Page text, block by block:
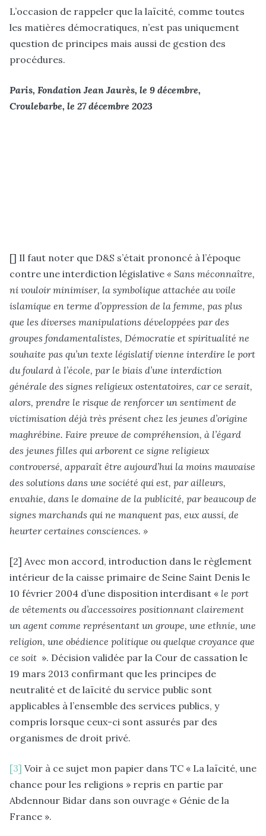
L’occasion de rappeler que la laïcité, comme toutes
les matières démocratiques, n’est pas uniquement
question de principes mais aussi de gestion des
procédures.
Paris, Fondation Jean Jaurès, le 9 décembre,
Croulebarbe, le 27 décembre 2023
[] Il faut noter que D&S s’était prononcé à l’époque
contre une interdiction législative « Sans méconnaître,
ni vouloir minimiser, la symbolique attachée au voile
islamique en terme d’oppression de la femme, pas plus
que les diverses manipulations développées par des
groupes fondamentalistes, Démocratie et spiritualité ne
souhaite pas qu’un texte législatif vienne interdire le port
du foulard à l’école, par le biais d’une interdiction
générale des signes religieux ostentatoires, car ce serait,
alors, prendre le risque de renforcer un sentiment de
victimisation déjà très présent chez les jeunes d’origine
maghrébine. Faire preuve de compréhension, à l’égard
des jeunes filles qui arborent ce signe religieux
controversé, apparaît être aujourd’hui la moins mauvaise
des solutions dans une société qui est, par ailleurs,
envahie, dans le domaine de la publicité, par beaucoup de
signes marchands qui ne manquent pas, eux aussi, de
heurter certaines consciences. »
[2] Avec mon accord, introduction dans le règlement
intérieur de la caisse primaire de Seine Saint Denis le
10 février 2004 d’une disposition interdisant « le port
de vêtements ou d’accessoires positionnant clairement
un agent comme représentant un groupe, une ethnie, une
religion, une obédience politique ou quelque croyance que
ce soit ». Décision validée par la Cour de cassation le
19 mars 2013 confirmant que les principes de
neutralité et de laïcité du service public sont
applicables à l’ensemble des services publics, y
compris lorsque ceux-ci sont assurés par des
organismes de droit privé.
[3] Voir à ce sujet mon papier dans TC « La laïcité, une
chance pour les religions » repris en partie par
Abdennour Bidar dans son ouvrage « Génie de la
France ».